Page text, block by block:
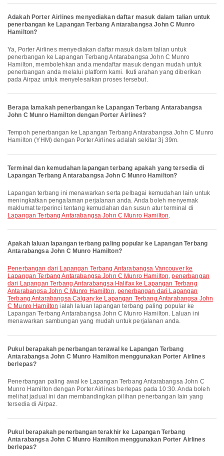
Adakah Porter Airlines menyediakan daftar masuk dalam talian untuk
penerbangan ke Lapangan Terbang Antarabangsa John C Munro
Hamilton?
Ya, Porter Airlines menyediakan daftar masuk dalam talian untuk
penerbangan ke Lapangan Terbang Antarabangsa John C Munro
Hamilton, membolehkan anda mendaftar masuk dengan mudah untuk
penerbangan anda melalui platform kami. Ikuti arahan yang diberikan
pada Airpaz untuk menyelesaikan proses tersebut.
Berapa lamakah penerbangan ke Lapangan Terbang Antarabangsa
John C Munro Hamilton dengan Porter Airlines?
Tempoh penerbangan ke Lapangan Terbang Antarabangsa John C Munro
Hamilton (YHM) dengan Porter Airlines adalah sekitar 3j 39m.
Terminal dan kemudahan lapangan terbang apakah yang tersedia di
Lapangan Terbang Antarabangsa John C Munro Hamilton?
Lapangan terbang ini menawarkan serta pelbagai kemudahan lain untuk
meningkatkan pengalaman perjalanan anda. Anda boleh menyemak
maklumat terperinci tentang kemudahan dan susun atur terminal di
Lapangan Terbang Antarabangsa John C Munro Hamilton.
Apakah laluan lapangan terbang paling popular ke Lapangan Terbang
Antarabangsa John C Munro Hamilton?
penerbangan dari Lapangan Terbang Antarabangsa Vancouver ke
Lapangan Terbang Antarabangsa John C Munro Hamilton,penerbangan
dari Lapangan Terbang Antarabangsa Halifax ke Lapangan Terbang
Antarabangsa John C Munro Hamilton,penerbangan dari Lapangan
Terbang Antarabangsa Calgary ke Lapangan Terbang Antarabangsa John
C Munro Hamilton ialah laluan lapangan terbang paling popular ke
Lapangan Terbang Antarabangsa John C Munro Hamilton. Laluan ini
menawarkan sambungan yang mudah untuk perjalanan anda.
Pukul berapakah penerbangan terawal ke Lapangan Terbang
Antarabangsa John C Munro Hamilton menggunakan Porter Airlines
berlepas?
Penerbangan paling awal ke Lapangan Terbang Antarabangsa John C
Munro Hamilton dengan Porter Airlines berlepas pada 10:30. Anda boleh
melihat jadual ini dan membandingkan pilihan penerbangan lain yang
tersedia di Airpaz.
Pukul berapakah penerbangan terakhir ke Lapangan Terbang
Antarabangsa John C Munro Hamilton menggunakan Porter Airlines
berlepas?